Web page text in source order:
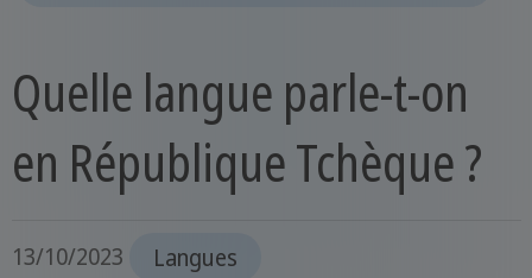
Quelle langue parle-t-on
en République Tchèque ?
13/10/2023
Langues